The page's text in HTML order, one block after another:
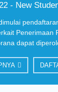
- New
Penerimaan
dapat